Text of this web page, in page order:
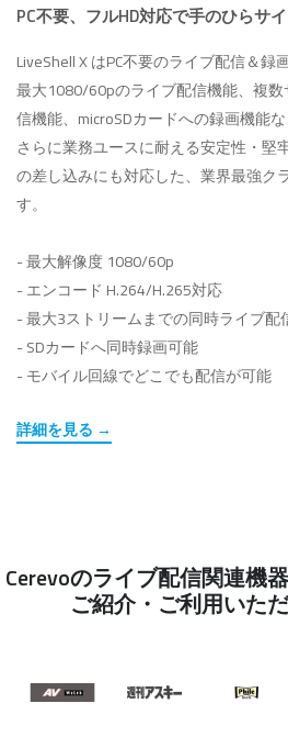
PC不要、フルHD対応で手のひらサ
LiveShell X はPC不要のライブ配信＆録
最大1080/60pのライブ配信機能、複
信機能、microSDカードへの録画機能
さらに業務ユースに耐える安定性・堅
の差し込みにも対応した、業界最強ク
す。
- 最大解像度 1080/60p
- エンコード H.264/H.265対応
- 最大3ストリームまでの同時ライブ配
- SDカードへ同時録画可能
- モバイル回線でどこでも配信が可能
詳細を見る →
Cerevoのライブ配信関連機
ご紹介・ご利用いた